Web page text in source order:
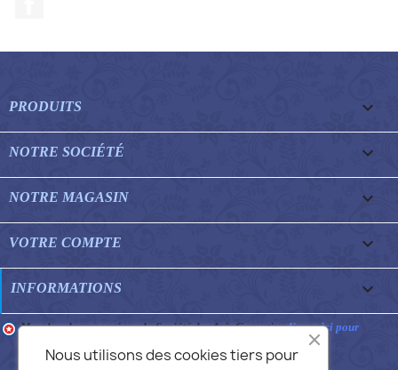
PRODUITS 
NOTRE SOCIÉTÉ 
NOTRE MAGASIN 
VOTRE COMPTE 
INFORMATIONS keyboard_arrow_down
Marchand approuvé par la Société des Avis Garantis,cliquez ici pour
Nous utilisons des cookies tiers pour